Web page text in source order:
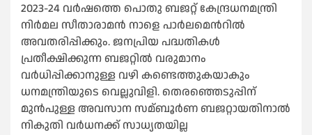
2023-24 വര്‍ഷത്തെ പൊതു ബജറ്റ് കേന്ദ്രധനമന്ത്രി
നിര്‍മല സീതാരാമന്‍ നാളെ പാര്‍ലമെന്‍റില്‍
അവതരിപ്പിക്കും. ജനപ്രിയ പദ്ധതികള്‍
പ്രതീക്ഷിക്കുന്ന ബജറ്റില്‍ വരുമാനം
വര്‍ധിപ്പിക്കാനുള്ള വഴി കണ്ടെത്തുകയാകും
ധനമന്ത്രിയുടെ വെല്ലുവിളി. തെരഞ്ഞെടുപ്പിന്
മുന്‍പുള്ള അവസാന സമ്ബൂര്‍ണ ബജറ്റായതിനാല്‍
നികുതി വര്‍ധനക്ക് സാധ്യതയില്ല